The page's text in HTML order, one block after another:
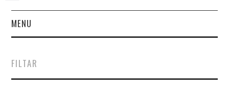
MENU
HIMLAGRÖNT
FILTAR
Email